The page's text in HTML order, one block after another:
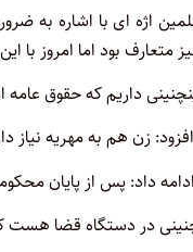
متعارف بود اما امروز با
داریم که حقوق
زن هم به مهریه نیاز
پس از پایان محکومیت چه کار
در دستگاه قضا هست